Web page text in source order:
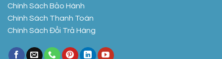
Chính Sách Bảo Hành
Chính Sách Thanh Toán
Chính Sách Đổi Trả Hàng